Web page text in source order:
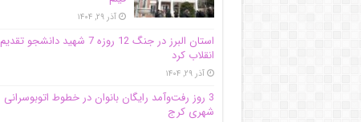
آذر ۲۹, ۱۴۰۴
استان البرز در جنگ 12 روزه 7 شهید دانشجو تقدیم
انقلاب کرد
آذر ۲۹, ۱۴۰۴
3 روز رفت‌وآمد رایگان بانوان در خطوط اتوبوسرانی
شهری کرج